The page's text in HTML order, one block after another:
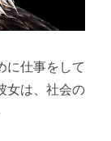
に仕事をして
女は、社会の